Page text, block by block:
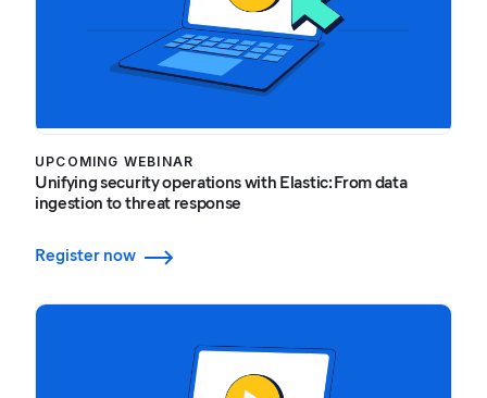
UPCOMING WEBINAR
Unifying security operations with Elastic: From data
ingestion to threat response
Register now